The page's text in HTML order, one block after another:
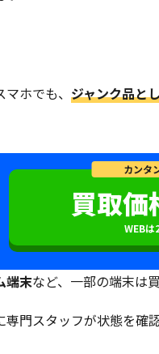
ホでも、 ジャンク品と
カンタ
買取価
WEBは
端末など、一部の端末は
門スタッフが状態を確